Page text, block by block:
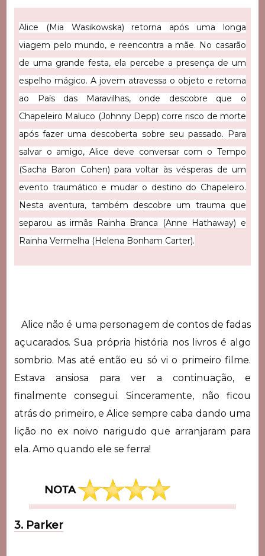
Alice (Mia Wasikowska) retorna após uma longa
viagem pelo mundo, e reencontra a mãe. No casarão
de uma grande festa, ela percebe a presença de um
espelho mágico. A jovem atravessa o objeto e retorna
ao País das Maravilhas, onde descobre que o
Chapeleiro Maluco (Johnny Depp) corre risco de morte
após fazer uma descoberta sobre seu passado. Para
salvar o amigo, Alice deve conversar com o Tempo
(Sacha Baron Cohen) para voltar às vésperas de um
evento traumático e mudar o destino do Chapeleiro.
Nesta aventura, também descobre um trauma que
separou as irmãs Rainha Branca (Anne Hathaway) e
Rainha Vermelha (Helena Bonham Carter).
Alice não é uma personagem de contos de fadas
açucarados. Sua própria história nos livros é algo
sombrio. Mas até então eu só vi o primeiro filme.
Estava ansiosa para ver a continuação, e
finalmente consegui. Sinceramente, não ficou
atrás do primeiro, e Alice sempre caba dando uma
lição no ex noivo narigudo que arranjaram para
ela. Amo quando ele se ferra!
3. Parker